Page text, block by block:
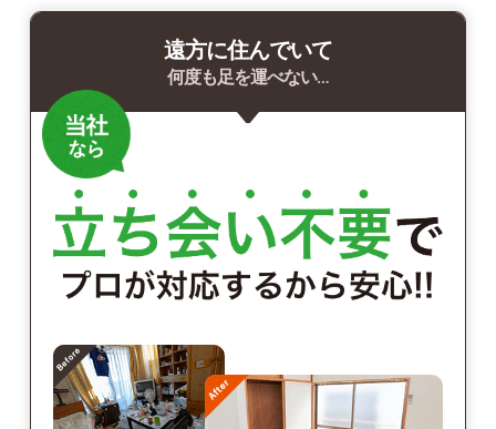
遠方に住んでいて
何度も足を運べない…